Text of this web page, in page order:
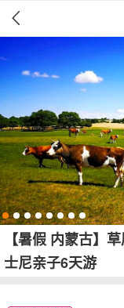

【暑假 内蒙古】
士尼亲子6天游